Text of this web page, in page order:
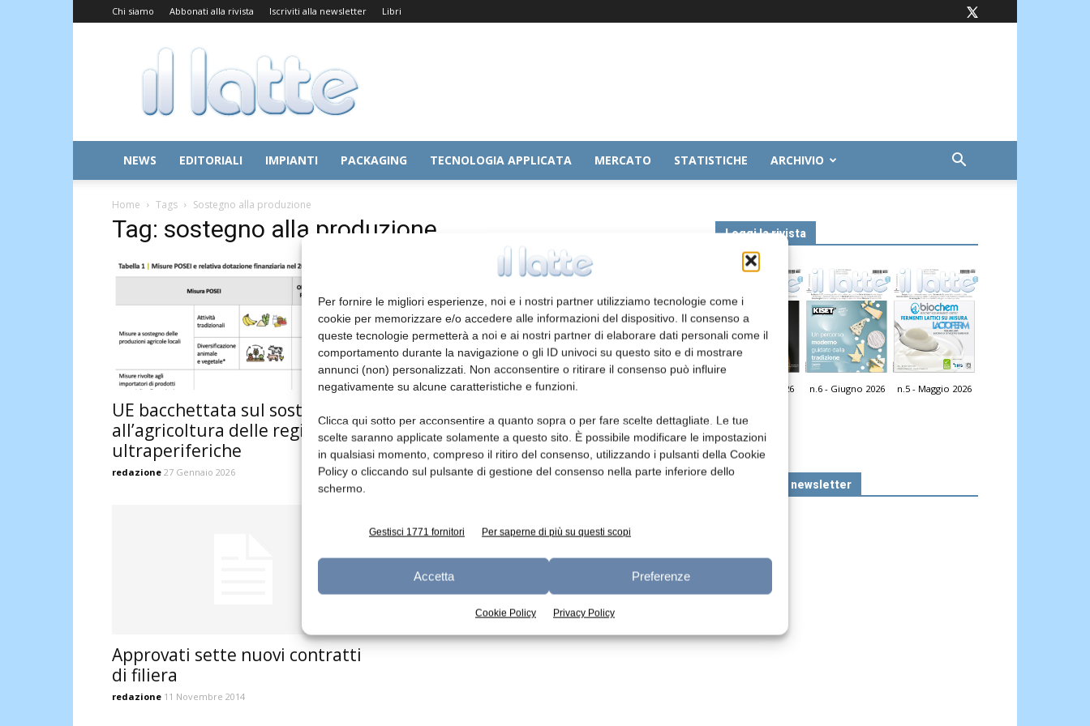
Per fornire le migliori esperienze, noi e i nostri partner utilizziamo tecnologie come i
cookie per memorizzare e/o accedere alle informazioni del dispositivo. Il consenso a
queste tecnologie permetterà a noi e ai nostri partner di elaborare dati personali come il
comportamento durante la navigazione o gli ID univoci su questo sito e di mostrare
annunci (non) personalizzati. Non acconsentire o ritirare il consenso può influire
negativamente su alcune caratteristiche e funzioni.
Clicca qui sotto per acconsentire a quanto sopra o per fare scelte dettagliate. Le tue
scelte saranno applicate solamente a questo sito. È possibile modificare le impostazioni
in qualsiasi momento, compreso il ritiro del consenso, utilizzando i pulsanti della Cookie
Policy o cliccando sul pulsante di gestione del consenso nella parte inferiore dello
schermo.
Gestisci 1771 fornitori Per saperne di più su questi scopi
Accetta Preferenze
Cookie Policy Privacy Policy
Chi siamo Abbonati alla rivista Iscriviti alla newsletter Libri
Il
Latte
NEWS EDITORIALI IMPIANTI PACKAGING TECNOLOGIA APPLICATA MERCATO STATISTICHE ARCHIVIO
Home Tags Sostegno alla produzione
Tag: sostegno alla produzione
UE bacchettata sul sostegno
all’agricoltura delle regioni
ultraperiferiche
redazione 27 Gennaio 2026
Azione MiPaaf per il lattiero
caseario: proposto fondo “Latte
di qualità”
redazione 16 Dicembre 2014
Approvati sette nuovi contratti
di filiera
redazione 11 Novembre 2014
Leggi la rivista
n.7 - Luglio 2026 n.6 - Giugno 2026 n.5 - Maggio 2026
Iscriviti alla newsletter